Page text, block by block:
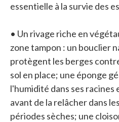
essentielle à la survie des
• Un rivage riche en
zone tampon : un bouclier
protègent les berges
sol en place; une éponge
l'humidité dans ses racines
avant de la relâcher dans
périodes sèches; une